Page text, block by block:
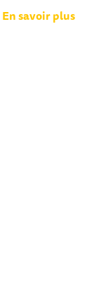
En savoir plus